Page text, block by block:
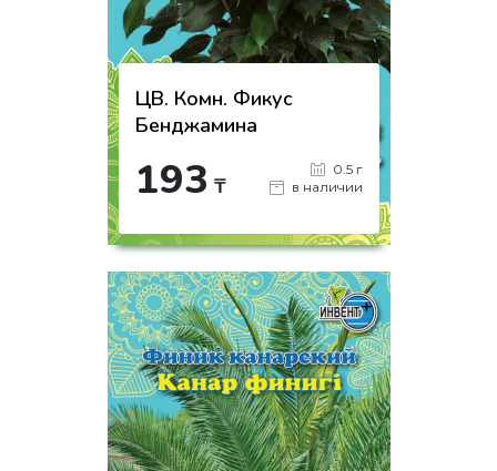
ЦВ. Комн. Фикус
Бенджамина
193 ₸
0.5 г
в наличии
- + КУПИТЬ
на страницу товара